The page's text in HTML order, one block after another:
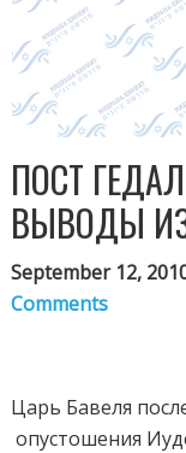
ПОСТ
ВЫВОДЫ
September 12,
Comments
Царь Бавеля
опустошения